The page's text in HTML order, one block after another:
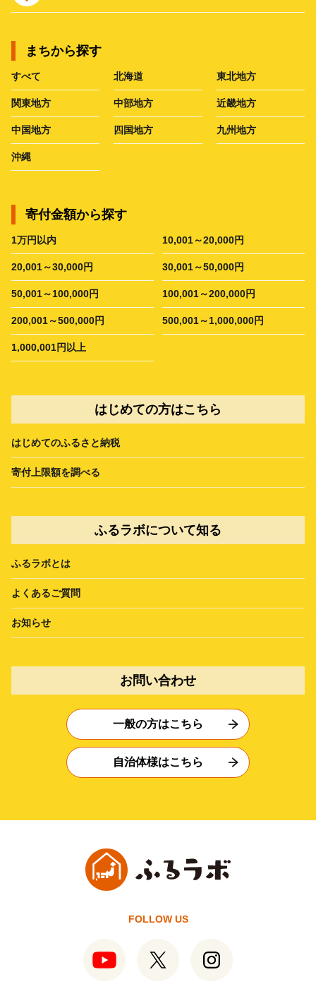
まちから探す
すべて 北海道 東北地方
関東地方 中部地方 近畿地方
中国地方 四国地方 九州地方
沖縄
寄付金額から探す
1万円以内 10,001～20,000円
20,001～30,000円 30,001～50,000円
50,001～100,000円 100,001～200,000円
200,001～500,000円 500,001～1,000,000円
1,000,001円以上
はじめての方はこちら
はじめてのふるさと納税
寄付上限額を調べる
ふるラボについて知る
ふるラボとは
よくあるご質問
お知らせ
お問い合わせ
一般の方はこちら
自治体様はこちら
FOLLOW US